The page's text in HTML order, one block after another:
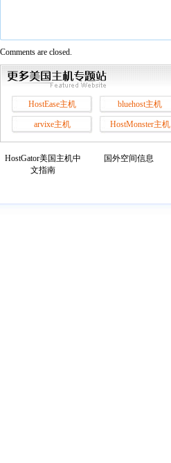
Comments are closed.
HostEase主机 bluehost主机
arvixe主机 HostMonster主机
HostGator美国主机中
文指南
国外空间信息